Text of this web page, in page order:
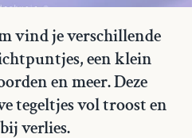
vind je verschillende
een klein
en meer. Deze
tegeltjes vol troost en
verlies.